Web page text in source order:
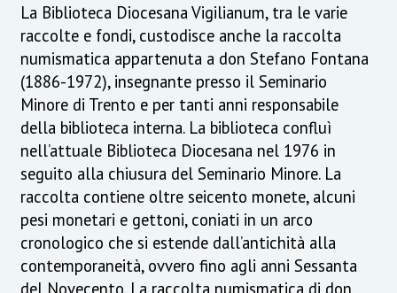
La Biblioteca Diocesana Vigilianum, tra le varie
raccolte e fondi, custodisce anche la raccolta
numismatica appartenuta a don Stefano Fontana
(1886-1972), insegnante presso il Seminario
Minore di Trento e per tanti anni responsabile
della biblioteca interna. La biblioteca confluì
nell’attuale Biblioteca Diocesana nel 1976 in
seguito alla chiusura del Seminario Minore. La
raccolta contiene oltre seicento monete, alcuni
pesi monetari e gettoni, coniati in un arco
cronologico che si estende dall’antichità alla
contemporaneità, ovvero fino agli anni Sessanta
del Novecento. La raccolta numismatica di don